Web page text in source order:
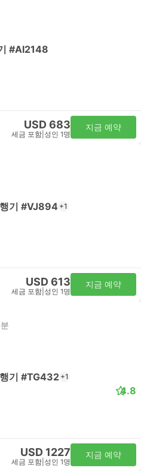
#AI2148
USD 683
세금 포함 성인 1명
지금 예약
기 #VJ894 +1
USD 613
세금 포함 성인 1명
지금 예약
기 #TG432 +1
4.8
USD 1227
세금 포함 성인 1명
지금 예약